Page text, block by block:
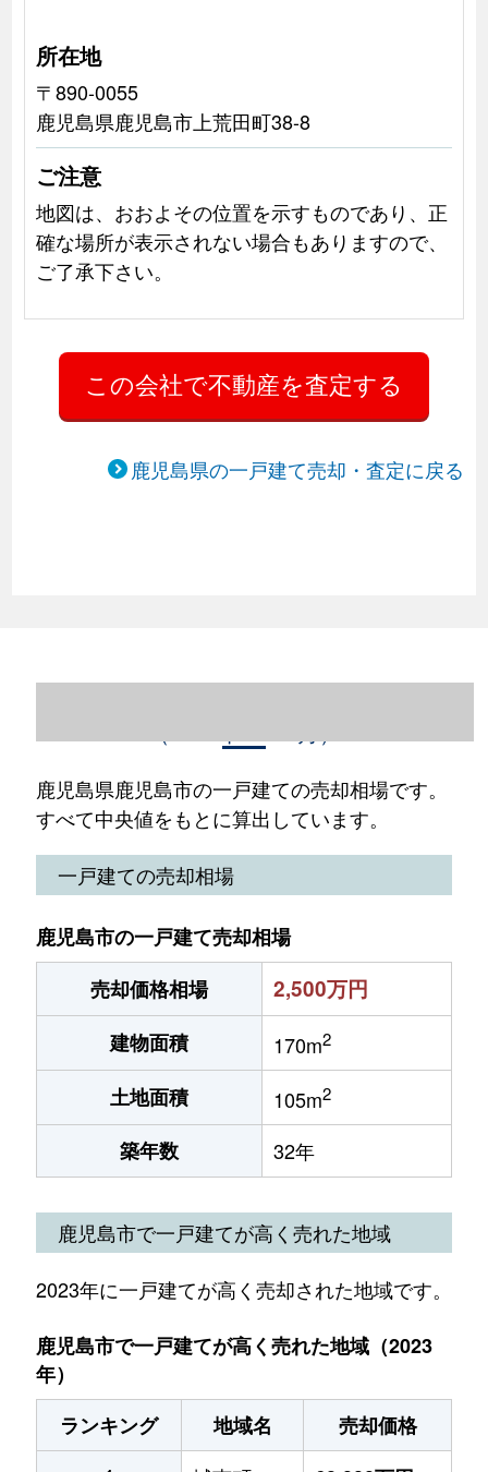
所在地
〒890-0055
鹿児島県鹿児島市上荒田町38-8
ご注意
地図は、おおよその位置を示すものであり、正
確な場所が表示されない場合もありますので、
ご了承下さい。
鹿児島県の一戸建て売却・査定に戻る
鹿児島県鹿児島市の一戸建ての売却相場です。
すべて中央値をもとに算出しています。
一戸建ての売却相場
鹿児島市の一戸建て売却相場
売却価格相場
2,500万円
建物面積 170m2
土地面積 105m2
築年数 32年
鹿児島市で一戸建てが高く売れた地域
2023年に一戸建てが高く売却された地域です。
鹿児島市で一戸建てが高く売れた地域（2023
年）
ランキング
地域名
売却価格